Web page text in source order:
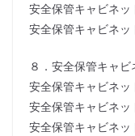
安全保管キャビネ
安全保管キャビネ
８．安全保管キャ
安全保管キャビネ
安全保管キャビネ
安全保管キャビネ